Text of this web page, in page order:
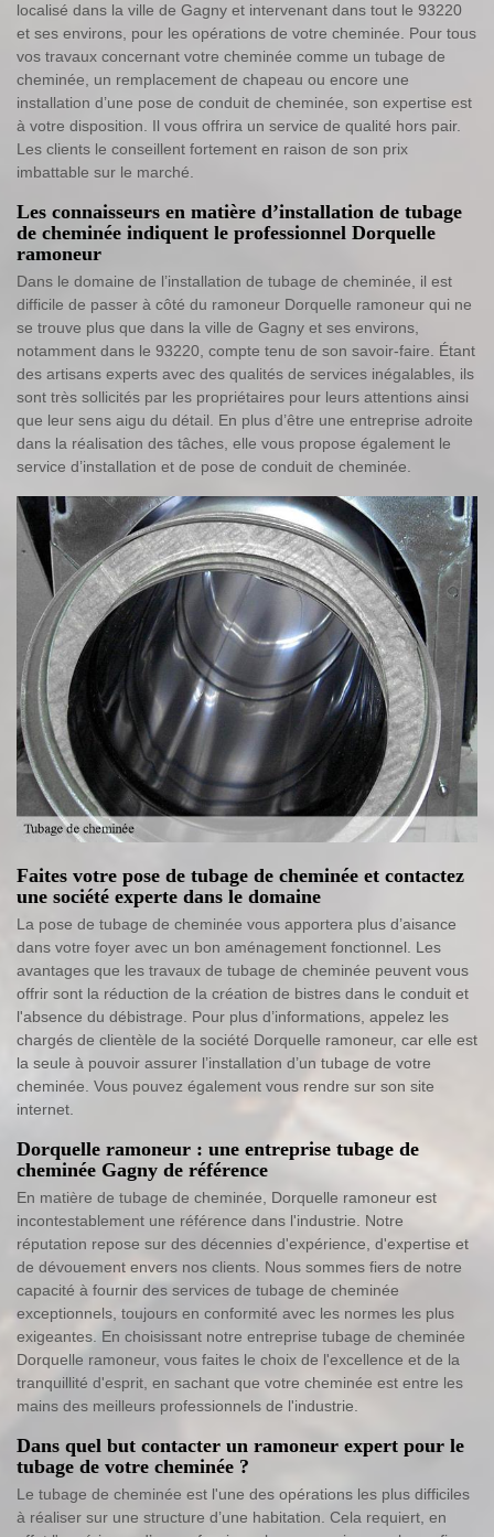
localisé dans la ville de Gagny et intervenant dans tout le 93220
et ses environs, pour les opérations de votre cheminée. Pour tous
vos travaux concernant votre cheminée comme un tubage de
cheminée, un remplacement de chapeau ou encore une
installation d’une pose de conduit de cheminée, son expertise est
à votre disposition. Il vous offrira un service de qualité hors pair.
Les clients le conseillent fortement en raison de son prix
imbattable sur le marché.
Les connaisseurs en matière d’installation de tubage
de cheminée indiquent le professionnel Dorquelle
ramoneur
Dans le domaine de l’installation de tubage de cheminée, il est
difficile de passer à côté du ramoneur Dorquelle ramoneur qui ne
se trouve plus que dans la ville de Gagny et ses environs,
notamment dans le 93220, compte tenu de son savoir-faire. Étant
des artisans experts avec des qualités de services inégalables, ils
sont très sollicités par les propriétaires pour leurs attentions ainsi
que leur sens aigu du détail. En plus d’être une entreprise adroite
dans la réalisation des tâches, elle vous propose également le
service d’installation et de pose de conduit de cheminée.
Faites votre pose de tubage de cheminée et contactez
une société experte dans le domaine
La pose de tubage de cheminée vous apportera plus d’aisance
dans votre foyer avec un bon aménagement fonctionnel. Les
avantages que les travaux de tubage de cheminée peuvent vous
offrir sont la réduction de la création de bistres dans le conduit et
l'absence du débistrage. Pour plus d’informations, appelez les
chargés de clientèle de la société Dorquelle ramoneur, car elle est
la seule à pouvoir assurer l’installation d’un tubage de votre
cheminée. Vous pouvez également vous rendre sur son site
internet.
Dorquelle ramoneur : une entreprise tubage de
cheminée Gagny de référence
En matière de tubage de cheminée, Dorquelle ramoneur est
incontestablement une référence dans l'industrie. Notre
réputation repose sur des décennies d'expérience, d'expertise et
de dévouement envers nos clients. Nous sommes fiers de notre
capacité à fournir des services de tubage de cheminée
exceptionnels, toujours en conformité avec les normes les plus
exigeantes. En choisissant notre entreprise tubage de cheminée
Dorquelle ramoneur, vous faites le choix de l'excellence et de la
tranquillité d'esprit, en sachant que votre cheminée est entre les
mains des meilleurs professionnels de l'industrie.
Dans quel but contacter un ramoneur expert pour le
tubage de votre cheminée ?
Le tubage de cheminée est l'une des opérations les plus difficiles
à réaliser sur une structure d’une habitation. Cela requiert, en